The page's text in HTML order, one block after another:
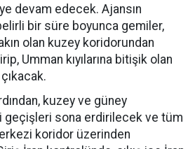
devam edecek. Ajansın
bir süre boyunca gemiler,
olan kuzey koridorundan
Umman kıyılarına bitişik olan
kuzey ve güney
geçişleri sona erdirilecek ve tüm
koridor üzerinden